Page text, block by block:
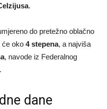
.
do pretežno oblačno
će oko 4 stepena, a najviša
, navode iz Federalnog
dane